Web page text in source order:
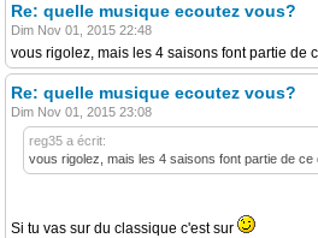
Re: quelle musique ecoutez vous?
Dim Nov 01, 2015 22:48
vous rigolez, mais les 4 saisons font partie de
Re: quelle musique ecoutez vous?
Dim Nov 01, 2015 23:08
reg35 a écrit:
vous rigolez, mais les 4 saisons font partie de ce
Si tu vas sur du classique c'est sur